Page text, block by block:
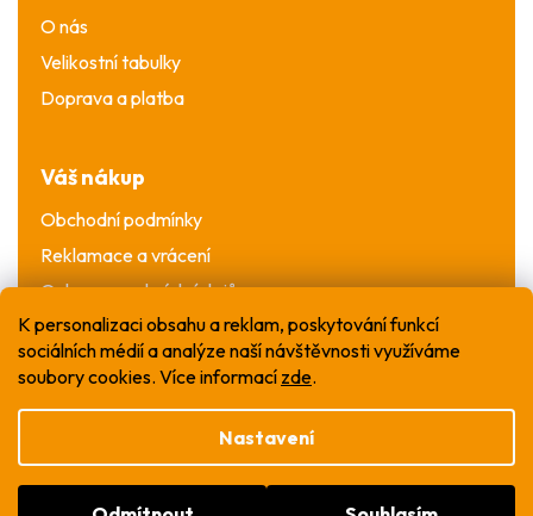
K personalizaci obsahu a reklam, poskytování funkcí
sociálních médií a analýze naší návštěvnosti využíváme
soubory cookies. Více informací zde.
Nastavení
O nás
Velikostní tabulky
Doprava a platba
Váš nákup
Obchodní podmínky
Reklamace a vrácení
Ochrana osobních údajů
Vytvořil Shoptet